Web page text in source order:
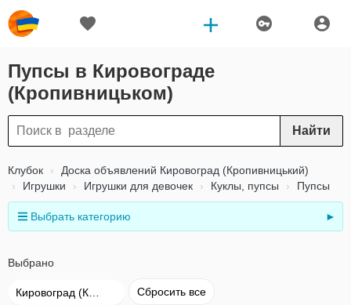
Пупсы в Кировограде
(Кропивницьком)
Найти
Клубок
Доска объявлений Кировоград (Кропивницький)
Игрушки
Игрушки для девочек Куклы, пупсы Пупсы
Выбрать категорию ►
Выбрано
Сбросить все